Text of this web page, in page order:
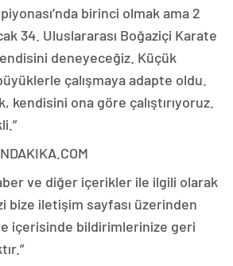
birinci olmak ama 2
34. Uluslararası Boğaziçi Karate
deneyeceğiz. Küçük
çalışmaya adapte oldu.
kendisini ona göre çalıştırıyoruz.
ve diğer içerikler ile ilgili olarak
bize iletişim sayfası üzerinden
içerisinde bildirimlerinize geri